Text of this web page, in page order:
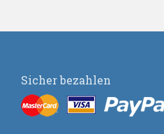
Sicher bezahlen